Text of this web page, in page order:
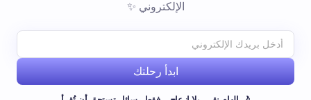
الإلكتروني ✨
ابدأ رحلتك